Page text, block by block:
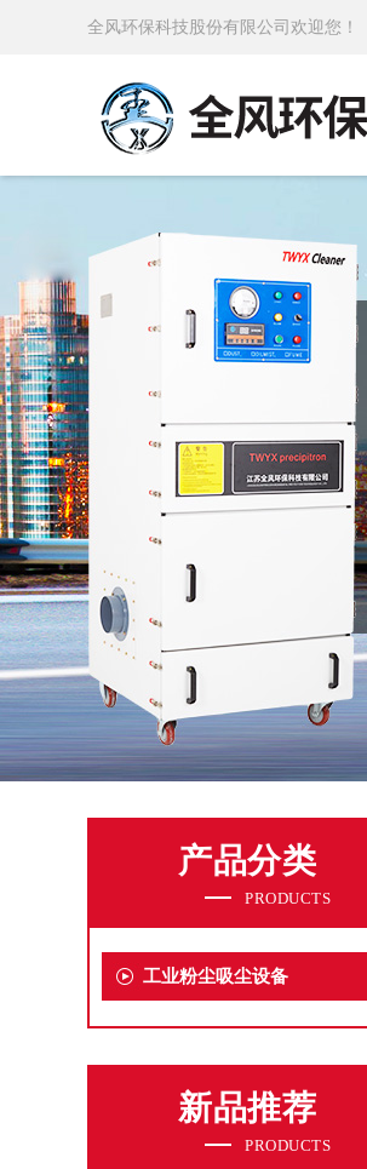
全风环保科技股份有限公司欢迎您！
产品分类
PRODUCTS
工业粉尘吸尘设备
新品推荐
PRODUCTS